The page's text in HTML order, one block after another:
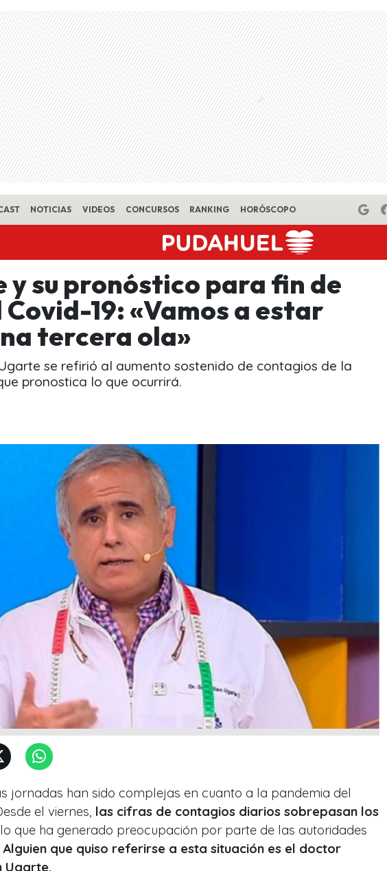
NOTICIAS VIDEOS CONCURSOS RANKING HORÓSCOPO
y su pronóstico para fin de
Covid-19: «Vamos a estar
tercera ola»
se refirió al aumento sostenido de contagios de la
pronostica lo que ocurrirá.
jornadas han sido complejas en cuanto a la pandemia del
el viernes, las cifras de contagios diarios sobrepasan los
, lo que ha generado preocupación por parte de las autoridades
Alguien que quiso referirse a esta situación es el doctor
Ugarte.